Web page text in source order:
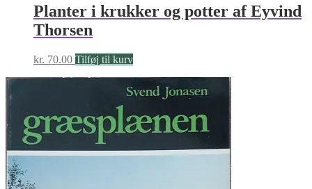
Planter i krukker og potter af Eyvind
Thorsen
kr. 70.00 Tilføj til kurv